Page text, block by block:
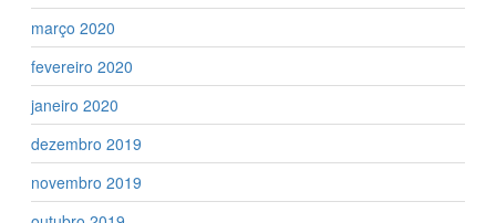
março 2020
fevereiro 2020
janeiro 2020
dezembro 2019
novembro 2019